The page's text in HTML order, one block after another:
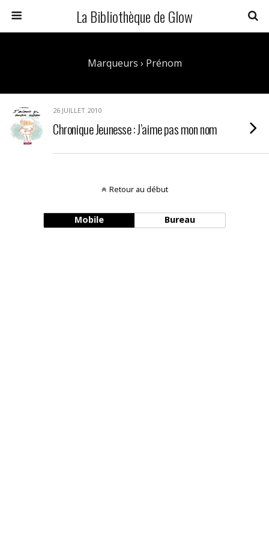
La Bibliothèque de Glow
Marqueurs › Prénom
26 JUILLET 2010
Chronique Jeunesse : J’aime pas mon nom
Retour au début
Mobile Bureau